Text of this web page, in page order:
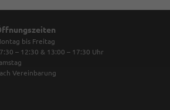
bis Freitag
– 12:30 & 13:00 – 17:30 Uhr
Vereinbarung